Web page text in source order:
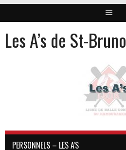
Les A’s de St-Bruno
PERSONNELS – LES A'S